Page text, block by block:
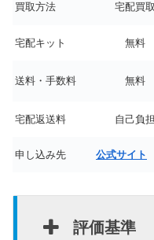
買取方法 宅配買取
宅配キット 無料
送料・手数料 無料
宅配返送料 自己負担
申し込み先 公式サイト
評価基準